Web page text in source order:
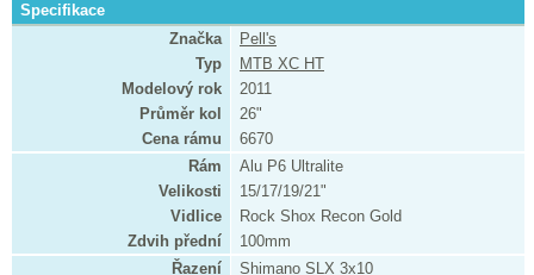
Specifikace
Značka
Pell's
Typ
MTB XC HT
Modelový rok
2011
Průměr kol
26"
Cena rámu
6670
Rám
Alu P6 Ultralite
Velikosti
15/17/19/21"
Vidlice
Rock Shox Recon Gold
Zdvih přední
100mm
Řazení
Shimano SLX 3x10